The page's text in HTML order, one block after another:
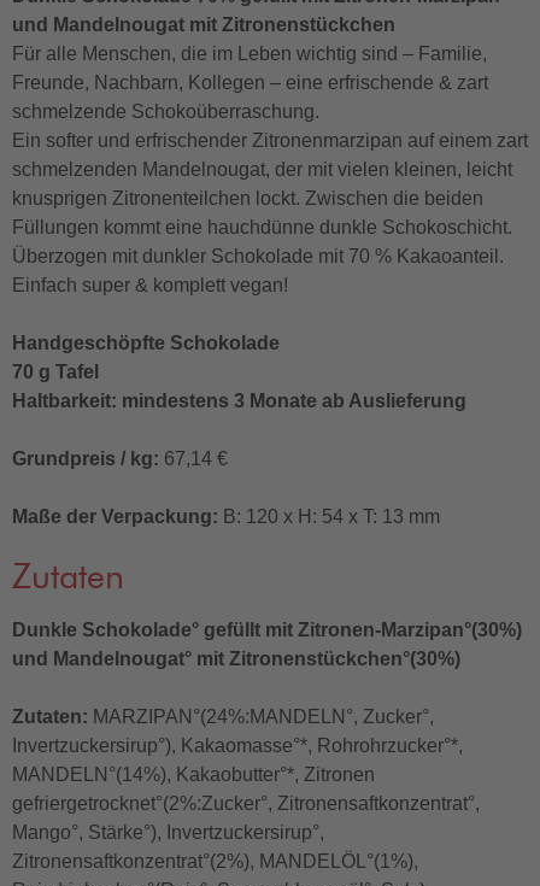
und Mandelnougat mit Zitronenstückchen
Für alle Menschen, die im Leben wichtig sind – Familie,
Freunde, Nachbarn, Kollegen – eine erfrischende & zart
schmelzende Schokoüberraschung.
Ein softer und erfrischender Zitronenmarzipan auf einem zart
schmelzenden Mandelnougat, der mit vielen kleinen, leicht
knusprigen Zitronenteilchen lockt. Zwischen die beiden
Füllungen kommt eine hauchdünne dunkle Schokoschicht.
Überzogen mit dunkler Schokolade mit 70 % Kakaoanteil.
Einfach super & komplett vegan!
Handgeschöpfte Schokolade
70 g Tafel
Haltbarkeit: mindestens 3 Monate ab Auslieferung
Grundpreis / kg: 67,14 €
Maße der Verpackung: B: 120 x H: 54 x T: 13 mm
Zutaten
Dunkle Schokolade° gefüllt mit Zitronen-Marzipan°(30%)
und Mandelnougat° mit Zitronenstückchen°(30%)
Zutaten: MARZIPAN°(24%:MANDELN°, Zucker°,
Invertzuckersirup°), Kakaomasse°*, Rohrohrzucker°*,
MANDELN°(14%), Kakaobutter°*, Zitronen
gefriergetrocknet°(2%:Zucker°, Zitronensaftkonzentrat°,
Mango°, Stärke°), Invertzuckersirup°,
Zitronensaftkonzentrat°(2%), MANDELÖL°(1%),